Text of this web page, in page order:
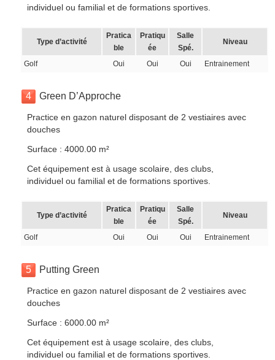
individuel ou familial et de formations sportives.
Type d’activité
Pratica
ble
Pratiqu
ée
Salle
Spé.
Niveau
Golf Oui Oui Oui Entrainement
4 Green D’Approche
Practice en gazon naturel disposant de 2 vestiaires avec
douches
Surface : 4000.00 m²
Cet équipement est à usage scolaire, des clubs,
individuel ou familial et de formations sportives.
Type d’activité
Pratica
ble
Pratiqu
ée
Salle
Spé.
Niveau
Golf Oui Oui Oui Entrainement
5 Putting Green
Practice en gazon naturel disposant de 2 vestiaires avec
douches
Surface : 6000.00 m²
Cet équipement est à usage scolaire, des clubs,
individuel ou familial et de formations sportives.